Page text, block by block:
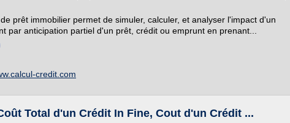
prêt immobilier permet de simuler, calculer, et analyser l'impact d'un
par anticipation partiel d'un prêt, crédit ou emprunt en prenant...
credit.com
Total d'un Crédit In Fine, Cout d'un Crédit ...